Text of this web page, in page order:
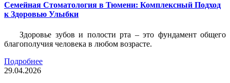
Семейная Стоматология в Тюмени: Комплексный Подход
к Здоровью Улыбки
Здоровье зубов и полости рта – это фундамент общего
благополучия человека в любом возрасте.
Подробнее
29.04.2026